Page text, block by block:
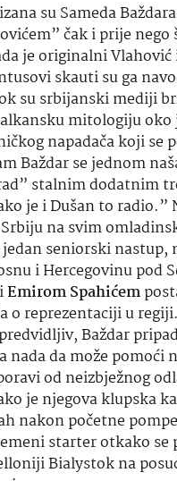
su Sameda
čak i prije nego
je originalni Vlahović
skauti su ga
su srbijanski mediji
mitologiju oko
napadača koji se
Baždar se jednom
stalnim dodatnim
je i Dušan to radio.”
na svim
seniorski nastup,
i Hercegovinu pod
Emirom Spahićem
o reprezentaciji u
Baždar
nada da može pomoći
od neizbježnog
je njegova klupska
nakon početne
starter otkako se
Bialystok na